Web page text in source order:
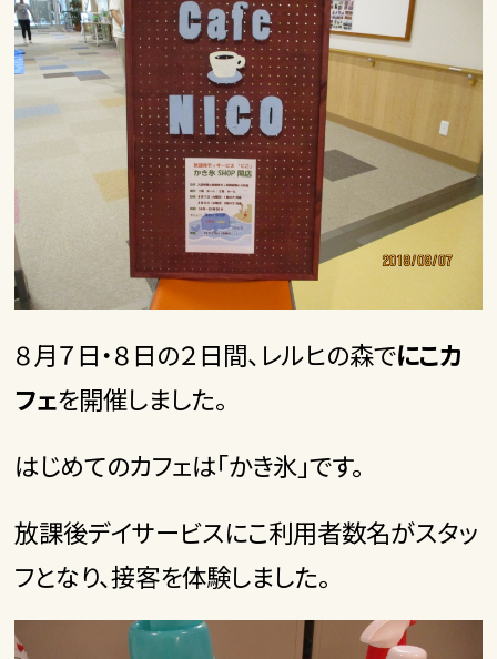
８月７日・８日の２日間、レルヒの森でにこカ
フェを開催しました。
はじめてのカフェは「かき氷」です。
放課後デイサービスにこ利用者数名がスタッ
フとなり、接客を体験しました。